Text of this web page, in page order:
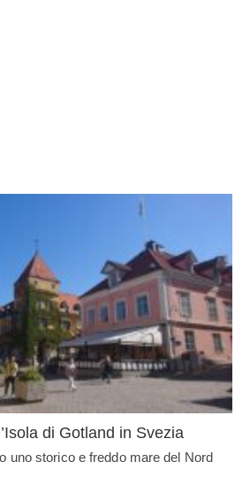
di Gotland in Svezia
uno storico e freddo mare del Nord